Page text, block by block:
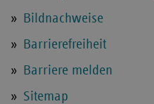
Bildnachweise
Barrierefreiheit
Barriere melden
Sitemap